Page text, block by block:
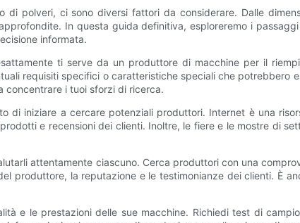
polveri, ci sono diversi fattori da considerare. Dalle
In questa guida definitiva, esploreremo i
informata.
ti serve da un produttore di macchine per il
requisiti specifici o caratteristiche speciali che potrebbero
concentrare i tuoi sforzi di ricerca.
di iniziare a cercare potenziali produttori. Internet è una
e recensioni dei clienti. Inoltre, le fiere e le mostre di
attentamente ciascuno. Cerca produttori con una
produttore, la reputazione e le testimonianze dei clienti. È
e le prestazioni delle sue macchine. Richiedi test di